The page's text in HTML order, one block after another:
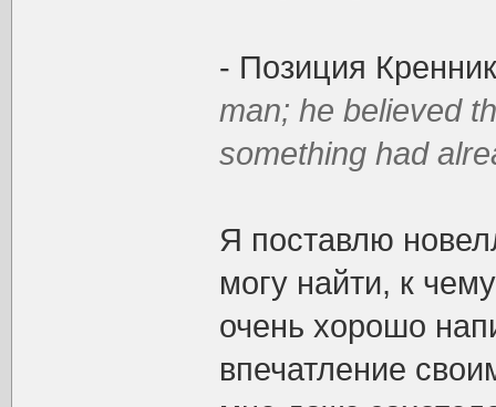
- Позиция
man; he believed
something had
Я поставлю
могу найти, к
очень хорошо
впечатление